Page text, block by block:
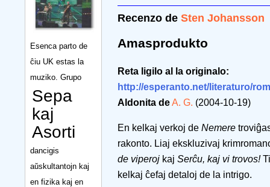
Esenca parto de
ĉiu UK estas la
muziko. Grupo
Sepa
kaj
Asorti
dancigis
aŭskultantojn kaj
en fizika kaj en
Recenzo de Sten Johansson
Amasprodukto
Reta ligilo al la originalo:
http://esperanto.net/literaturo/
Aldonita deA. G. (2004-10-19)
En kelkaj verkoj de Nemere
rakonto. Liaj ekskluzivaj
de viperoj kaj Serĉu, kaj vi trovos!
kelkaj ĉefaj detaloj de la intrigo.